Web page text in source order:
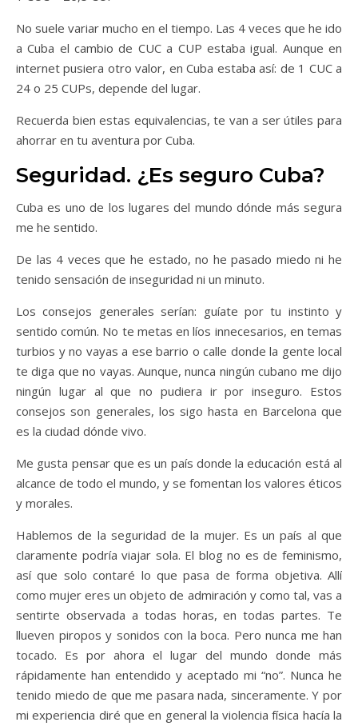
No suele variar mucho en el tiempo. Las 4 veces que he ido
a Cuba el cambio de CUC a CUP estaba igual. Aunque en
internet pusiera otro valor, en Cuba estaba así: de 1 CUC a
24 o 25 CUPs, depende del lugar.
Recuerda bien estas equivalencias, te van a ser útiles para
ahorrar en tu aventura por Cuba.
Seguridad. ¿Es seguro Cuba?
Cuba es uno de los lugares del mundo dónde más segura
me he sentido.
De las 4 veces que he estado, no he pasado miedo ni he
tenido sensación de inseguridad ni un minuto.
Los consejos generales serían: guíate por tu instinto y
sentido común. No te metas en líos innecesarios, en temas
turbios y no vayas a ese barrio o calle donde la gente local
te diga que no vayas. Aunque, nunca ningún cubano me dijo
ningún lugar al que no pudiera ir por inseguro. Estos
consejos son generales, los sigo hasta en Barcelona que
es la ciudad dónde vivo.
Me gusta pensar que es un país donde la educación está al
alcance de todo el mundo, y se fomentan los valores éticos
y morales.
Hablemos de la seguridad de la mujer. Es un país al que
claramente podría viajar sola. El blog no es de feminismo,
así que solo contaré lo que pasa de forma objetiva. Allí
como mujer eres un objeto de admiración y como tal, vas a
sentirte observada a todas horas, en todas partes. Te
llueven piropos y sonidos con la boca. Pero nunca me han
tocado. Es por ahora el lugar del mundo donde más
rápidamente han entendido y aceptado mi “no”. Nunca he
tenido miedo de que me pasara nada, sinceramente. Y por
mi experiencia diré que en general la violencia física hacía la